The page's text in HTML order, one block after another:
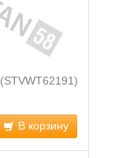
(STVWT62191)
В корзину